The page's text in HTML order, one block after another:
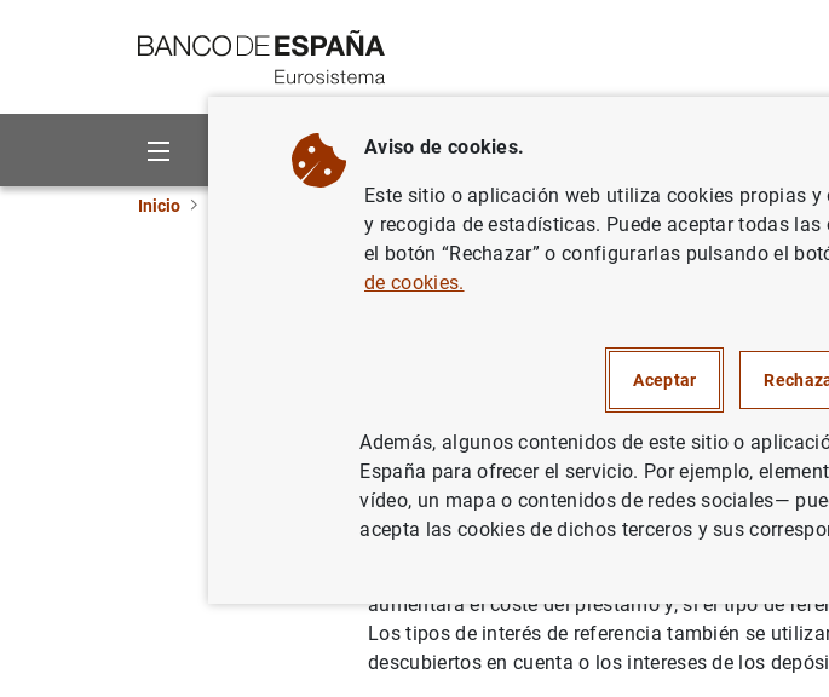
Sobre el Banco Áreas de actuación
Inicio Política monetaria Preguntas frecuentes sobre
¿Qué son los tipos de
Los tipos de interés de referencia, a veces
se utilizan como base de contratos financieros,
variable u otros préstamos bancarios. Por ejemplo,
hipotecario a una familia a un tipo de interés de
aumentará el coste del préstamo y, si el tipo de
Los tipos de interés de referencia también se
descubiertos en cuenta o los intereses de los
Aviso de cookies.
Este sitio o aplicación web utiliza cookies propias
y recogida de estadísticas. Puede aceptar todas
el botón “Rechazar” o configurarlas pulsando el
de cookies.
Aceptar
Además, algunos contenidos de este sitio o
España para ofrecer el servicio. Por ejemplo,
vídeo, un mapa o contenidos de redes sociales—
acepta las cookies de dichos terceros y sus